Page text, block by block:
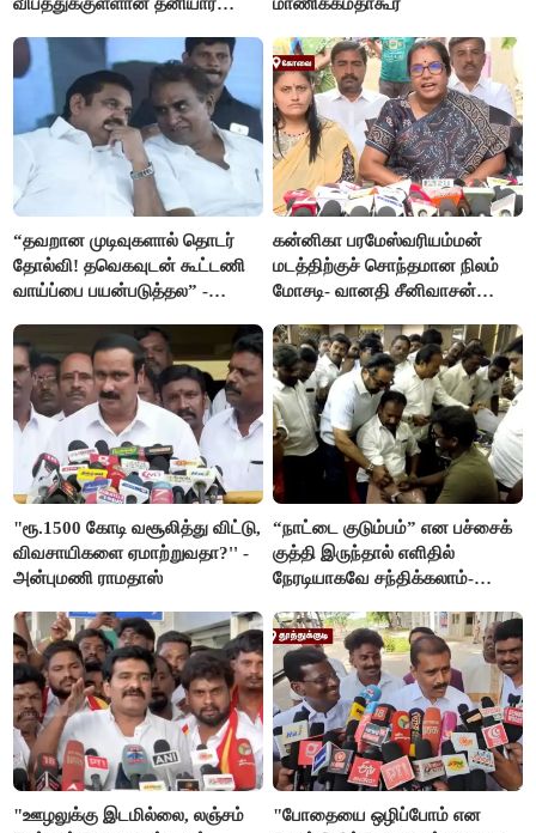
“தவறான முடிவுகளால் தொடர்
தோல்வி! தவெகவுடன் கூட்டணி
வாய்ப்பை பயன்படுத்தல” -
கன்னிகா பரமேஸ்வரியம்மன்
மடத்திற்குச் சொந்தமான நிலம்
மோசடி- வானதி சீனிவாசன்
"ரூ.1500 கோடி வசூலித்து விட்டு,
விவசாயிகளை ஏமாற்றுவதா?'' -
அன்புமணி ராமதாஸ்
“நாட்டை குடும்பம்” என பச்சைக்
குத்தி இருந்தால் எளிதில்
நேரடியாகவே சந்திக்கலாம்-
"ஊழலுக்கு இடமில்லை, லஞ்சம்
"போதையை ஒழிப்போம் என